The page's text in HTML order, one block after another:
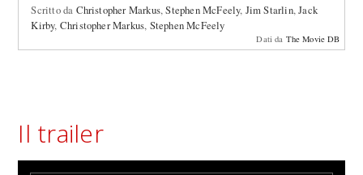
Scritto da Christopher Markus,Stephen McFeely, Jim Starlin,Jack
Kirby, Christopher Markus, Stephen McFeely
Dati da The Movie DB
Il trailer